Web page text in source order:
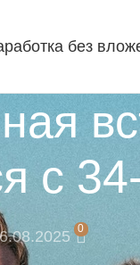
без
с
0